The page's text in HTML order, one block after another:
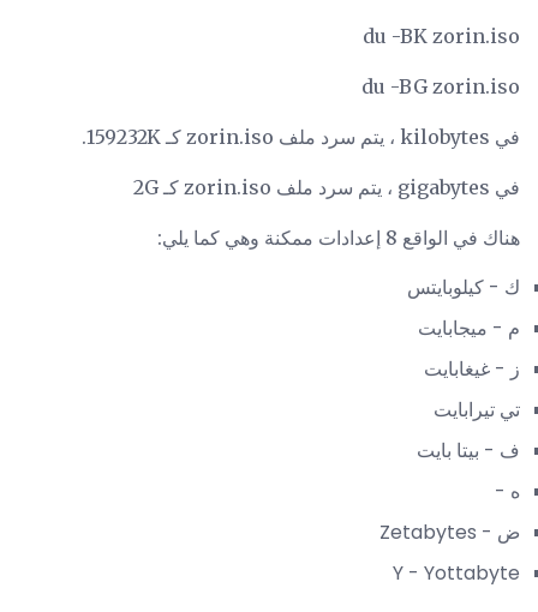
du -BK zorin.iso
du -BG zorin.iso
في kilobytes ، يتم سرد ملف zorin.iso كـ 159232K.
في gigabytes ، يتم سرد ملف zorin.iso كـ 2G
هناك في الواقع 8 إعدادات ممكنة وهي كما يلي:
ك - كيلوبايتس
م - ميجابايت
ز - غيغابايت
تي تيرابايت
ف - بيتا بايت
ه -
ض - Zetabytes
Y - Yottabyte